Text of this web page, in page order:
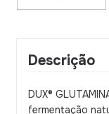
Descrição
DUX®
fermentação